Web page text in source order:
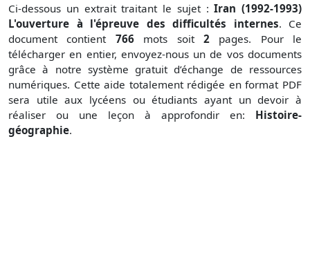
Ci-dessous un extrait traitant le sujet :Iran (1992-1993)
L'ouverture à l'épreuve des difficultés internes. Ce
document contient 766mots soit 2pages. Pour le
télécharger en entier, envoyez-nous un de vos documents
grâce à notre système gratuitd’échange de ressources
numériques. Cette aide totalement rédigée en format PDF
sera utile aux lycéens ou étudiants ayant un devoir à
réaliser ou une leçon à approfondir en: Histoire-
géographie.